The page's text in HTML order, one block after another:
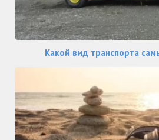
Какой вид транспорта